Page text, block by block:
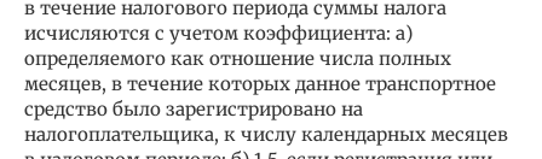
в течение налогового периода суммы налога
исчисляются с учетом коэффициента: а)
определяемого как отношение числа полных
месяцев, в течение которых данное транспортное
средство было зарегистрировано на
налогоплательщика, к числу календарных месяцев